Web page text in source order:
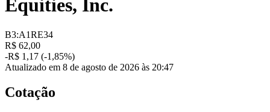
Equities, Inc.
B3:A1RE34
R$ 62,00
-R$ 1,17 (-1,85%)
Atualizado em 8 de agosto de 2026 às 20:47
Cotação